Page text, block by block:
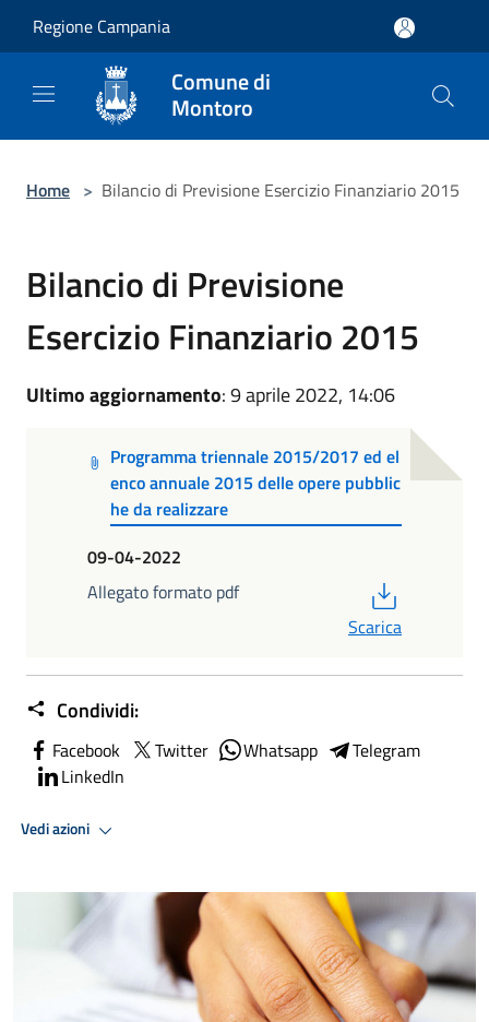
Regione Campania
Comune di
Montoro
Home > Bilancio di Previsione Esercizio Finanziario 2015
Bilancio di Previsione
Esercizio Finanziario 2015
Ultimo aggiornamento: 9 aprile 2022, 14:06
Programma triennale 2015/2017 ed el
enco annuale 2015 delle opere pubblic
he da realizzare
09-04-2022
Allegato formato pdf
Scarica
Condividi:
Facebook Twitter Whatsapp
Telegram
LinkedIn
Vedi azioni